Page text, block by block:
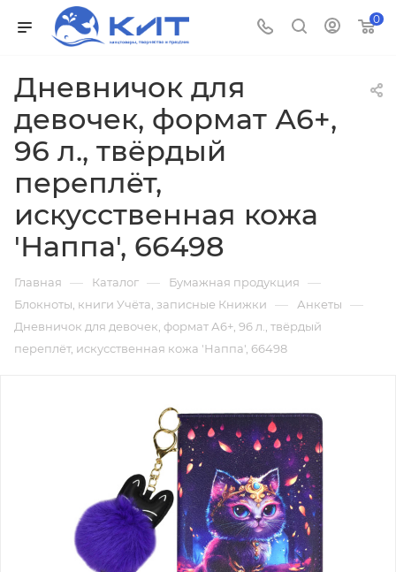
0
Дневничок для
девочек, формат А6+,
96 л., твёрдый
переплёт,
искусственная кожа
'Наппа', 66498
Главная — Каталог — Бумажная продукция —
Блокноты, книги Учёта, записные Книжки — Анкеты —
Дневничок для девочек, формат А6+, 96 л., твёрдый
переплёт, искусственная кожа 'Наппа', 66498